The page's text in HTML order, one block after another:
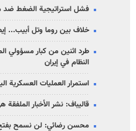
فشل استراتيجية الضغط ضد
خلاف بين روما وتل أبيب...
طرد اثنين من كبار مسؤولي
النظام في إيران
استمرار العمليات العسكرية
قاليباف: نشر الأخبار
محسن رضائي: لن نسمح